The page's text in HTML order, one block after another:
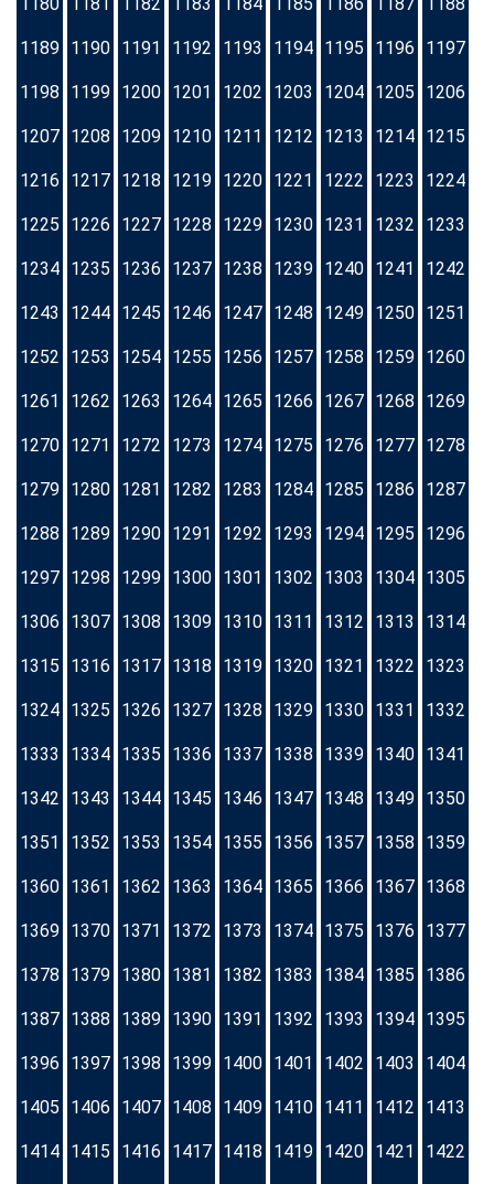
1189 1190 1191 1192 1193 1194 1195 1196 1197
1198 1199 1200 1201 1202 1203 1204 1205 1206
1207 1208 1209 1210 1211 1212 1213 1214 1215
1216 1217 1218 1219 1220 1221 1222 1223 1224
1225 1226 1227 1228 1229 1230 1231 1232 1233
1234 1235 1236 1237 1238 1239 1240 1241 1242
1243 1244 1245 1246 1247 1248 1249 1250 1251
1252 1253 1254 1255 1256 1257 1258 1259 1260
1261 1262 1263 1264 1265 1266 1267 1268 1269
1270 1271 1272 1273 1274 1275 1276 1277 1278
1279 1280 1281 1282 1283 1284 1285 1286 1287
1288 1289 1290 1291 1292 1293 1294 1295 1296
1297 1298 1299 1300 1301 1302 1303 1304 1305
1306 1307 1308 1309 1310 1311 1312 1313 1314
1315 1316 1317 1318 1319 1320 1321 1322 1323
1324 1325 1326 1327 1328 1329 1330 1331 1332
1333 1334 1335 1336 1337 1338 1339 1340 1341
1342 1343 1344 1345 1346 1347 1348 1349 1350
1351 1352 1353 1354 1355 1356 1357 1358 1359
1360 1361 1362 1363 1364 1365 1366 1367 1368
1369 1370 1371 1372 1373 1374 1375 1376 1377
1378 1379 1380 1381 1382 1383 1384 1385 1386
1387 1388 1389 1390 1391 1392 1393 1394 1395
1396 1397 1398 1399 1400 1401 1402 1403 1404
1405 1406 1407 1408 1409 1410 1411 1412 1413
1414 1415 1416 1417 1418 1419 1420 1421 1422